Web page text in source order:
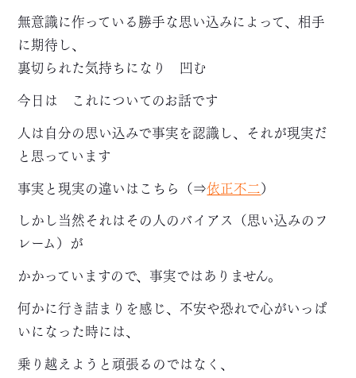
無意識に作っている勝手な思い込みによって、相手
に期待し、
裏切られた気持ちになり 凹む
今日は これについてのお話です
人は自分の思い込みで事実を認識し、それが現実だ
と思っています
事実と現実の違いはこちら（⇒依正不二）
しかし当然それはその人のバイアス（思い込みのフ
レーム）が
かかっていますので、事実ではありません。
何かに行き詰まりを感じ、不安や恐れで心がいっぱ
いになった時には、
乗り越えようと頑張るのではなく、